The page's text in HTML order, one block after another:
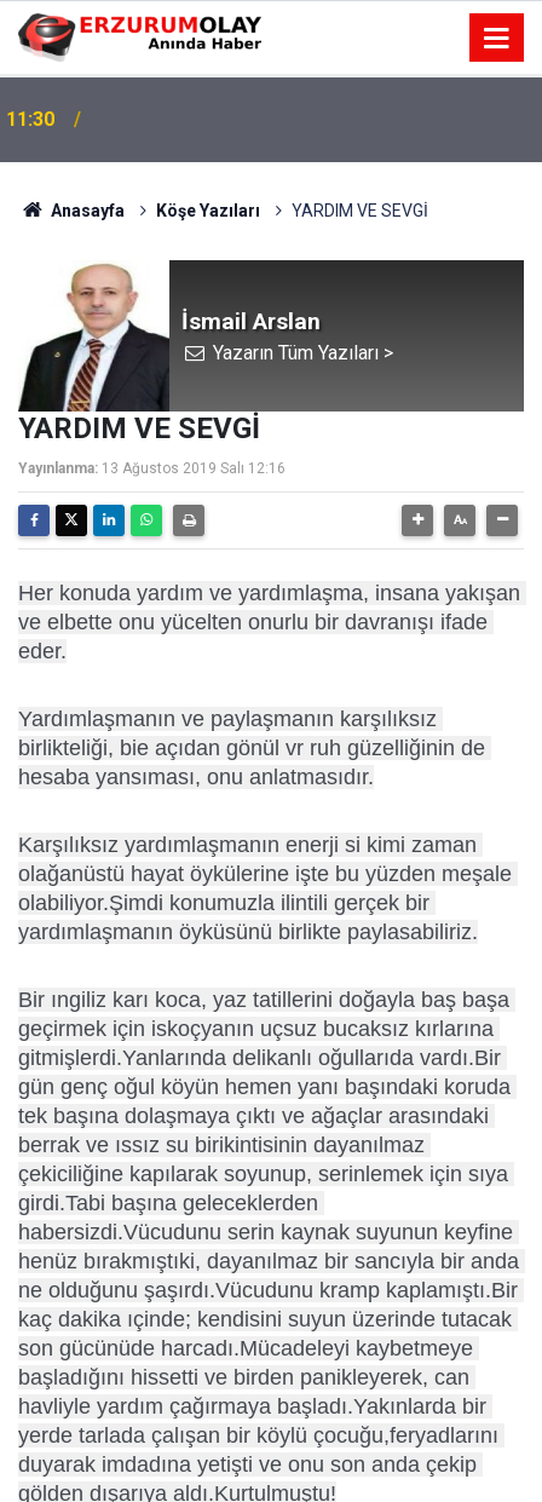
11:27
Anasayfa Köşe Yazıları YARDIM VE SEVGİ
İsmail Arslan
Yazarın Tüm Yazıları >
YARDIM VE SEVGİ
Yayınlanma: 13 Ağustos 2019 Salı 12:16
Her konuda yardım ve yardımlaşma, insana yakışan
ve elbette onu yücelten onurlu bir davranışı ifade
eder.
Yardımlaşmanın ve paylaşmanın karşılıksız
birlikteliği, bie açıdan gönül vr ruh güzelliğinin de
hesaba yansıması, onu anlatmasıdır.
Karşılıksız yardımlaşmanın enerji si kimi zaman
olağanüstü hayat öykülerine işte bu yüzden meşale
olabiliyor.Şimdi konumuzla ilintili gerçek bir
yardımlaşmanın öyküsünü birlikte paylasabiliriz.
Bir ıngiliz karı koca, yaz tatillerini doğayla baş başa
geçirmek için iskoçyanın uçsuz bucaksız kırlarına
gitmişlerdi.Yanlarında delikanlı oğullarıda vardı.Bir
gün genç oğul köyün hemen yanı başındaki koruda
tek başına dolaşmaya çıktı ve ağaçlar arasındaki
berrak ve ıssız su birikintisinin dayanılmaz
çekiciliğine kapılarak soyunup, serinlemek için sıya
girdi.Tabi başına geleceklerden
habersizdi.Vücudunu serin kaynak suyunun keyfine
henüz bırakmıştıki, dayanılmaz bir sancıyla bir anda
ne olduğunu şaşırdı.Vücudunu kramp kaplamıştı.Bir
kaç dakika ıçinde; kendisini suyun üzerinde tutacak
son gücünüde harcadı.Mücadeleyi kaybetmeye
başladığını hissetti ve birden panikleyerek, can
havliyle yardım çağırmaya başladı.Yakınlarda bir
yerde tarlada çalışan bir köylü çocuğu,feryadlarını
duyarak imdadına yetişti ve onu son anda çekip
gölden dışarıya aldı.Kurtulmuştu!